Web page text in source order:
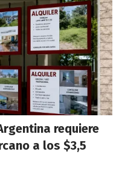
requiere
a los $3,5